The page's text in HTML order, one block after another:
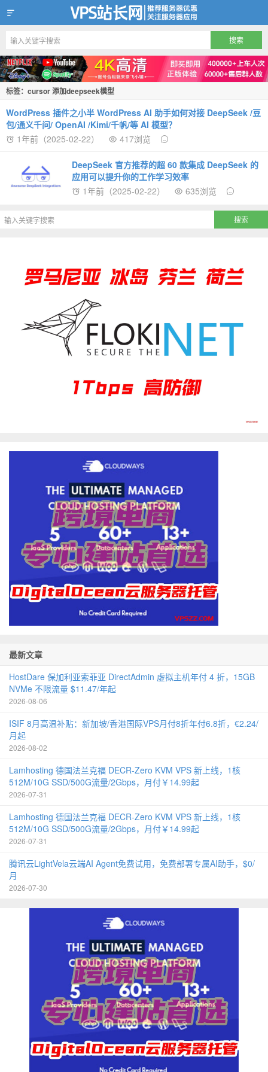
VPS站长网
标签：cursor 添加deepseek模型
WordPress 插件之小半 WordPress AI 助手如何对接 DeepSeek /豆
包/通义千问/ OpenAI /Kimi/千帆/等 AI 模型？
1年前（2025-02-22）
417浏览
DeepSeek 官方推荐的超 60 款集成 DeepSeek 的
应用可以提升你的工作学习效率
1年前（2025-02-22）
635浏览
最新文章
HostDare 保加利亚索菲亚 DirectAdmin 虚拟主机年付 4 折，15GB
NVMe 不限流量 $11.47/年起
2026-08-06
ISIF 8月高温补贴：新加坡/香港国际VPS月付8折年付6.8折，€2.24/
月起
2026-08-02
Lamhosting 德国法兰克福 DECR-Zero KVM VPS 新上线，1核
512M/10G SSD/500G流量/2Gbps，月付￥14.99起
2026-07-31
Lamhosting 德国法兰克福 DECR-Zero KVM VPS 新上线，1核
512M/10G SSD/500G流量/2Gbps，月付￥14.99起
2026-07-31
腾讯云LightVela云端AI Agent免费试用，免费部署专属AI助手，$0/
月
2026-07-30